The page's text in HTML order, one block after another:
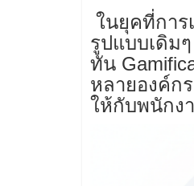
ในยุคที่การ
รูปแบบเดิม
ทัน
หลายองค์ก
ให้กับพนักง